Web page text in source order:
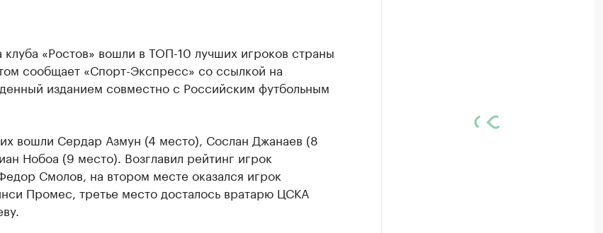
клуба «Ростов» вошли в ТОП-10 лучших игроков страны
сообщает «Спорт-Экспресс» со ссылкой на
изданием совместно с Российским футбольным
вошли Сердар Азмун (4 место), Сослан Джанаев (8
Нобоа (9 место). Возглавил рейтинг игрок
Смолов, на втором месте оказался игрок
Промес, третье место досталось вратарю ЦСКА